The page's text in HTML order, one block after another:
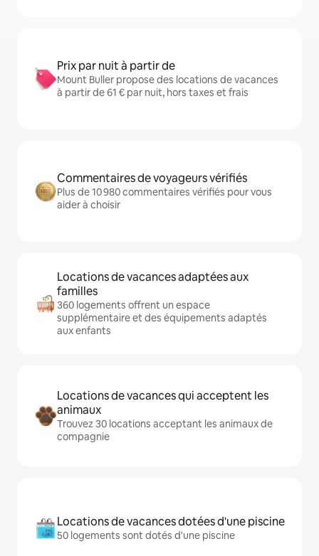
Prix par nuit à partir de
Mount Buller propose des locations de vacances
à partir de 61 € par nuit, hors taxes et frais
Commentaires de voyageurs vérifiés
Plus de 10 980 commentaires vérifiés pour vous
aider à choisir
Locations de vacances adaptées aux
familles
360 logements offrent un espace
supplémentaire et des équipements adaptés
aux enfants
Locations de vacances qui acceptent les
animaux
Trouvez 30 locations acceptant les animaux de
compagnie
Locations de vacances dotées d'une piscine
50 logements sont dotés d'une piscine